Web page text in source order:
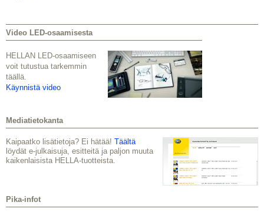
Video LED-osaamisesta
HELLAN LED-osaamiseen
voit tutustua tarkemmin
täällä.
Käynnistä video
Mediatietokanta
Kaipaatko lisätietoja? Ei hätää! Täältä
löydät e-julkaisuja, esitteitä ja paljon muuta
kaikenlaisista HELLA-tuotteista.
Pika-infot